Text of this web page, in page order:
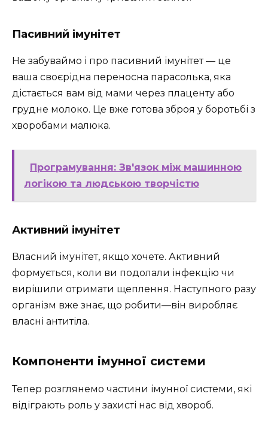
Пасивний імунітет
Не забуваймо і про пасивний імунітет — це
ваша своєрідна переносна парасолька, яка
дістається вам від мами через плаценту або
грудне молоко. Це вже готова зброя у боротьбі з
хворобами малюка.
Програмування: Зв'язок між машинною
логікою та людською творчістю
Активний імунітет
Власний імунітет, якщо хочете. Активний
формується, коли ви подолали інфекцію чи
вирішили отримати щеплення. Наступного разу
організм вже знає, що робити—він виробляє
власні антитіла.
Компоненти імунної системи
Тепер розглянемо частини імунної системи, які
відіграють роль у захисті нас від хвороб.